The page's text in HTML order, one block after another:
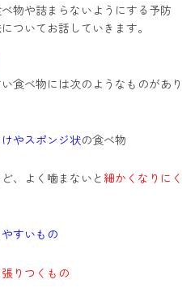
物や詰まらないようにする予防
ついてお話していきます。
食べ物には次のようなものがあり
やスポンジ状の食べ物
、よく噛まないと細かくなりにく
すいもの
りつくもの